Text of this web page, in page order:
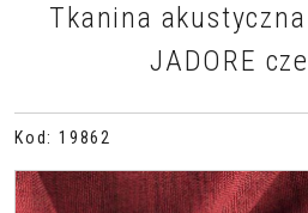
Tkanina
JADORE
Kod : 19862